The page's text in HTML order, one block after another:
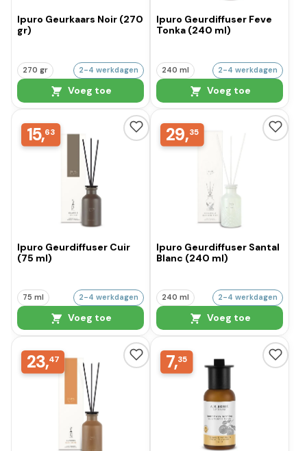
Ipuro Geurkaars Noir (270
gr)
270 gr 2-4 werkdagen
Voeg toe
Ipuro Geurdiffuser Feve
Tonka (240 ml)
240 ml 2-4 werkdagen
Voeg toe
15,63
Ipuro Geurdiffuser Cuir
(75 ml)
75 ml 2-4 werkdagen
Voeg toe
29,35
Ipuro Geurdiffuser Santal
Blanc (240 ml)
240 ml 2-4 werkdagen
Voeg toe
23,47 7,35